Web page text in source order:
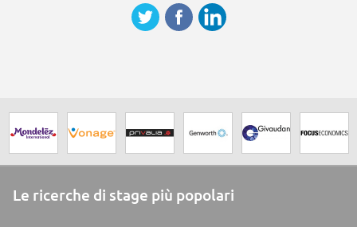
Le ricerche di stage più popolari